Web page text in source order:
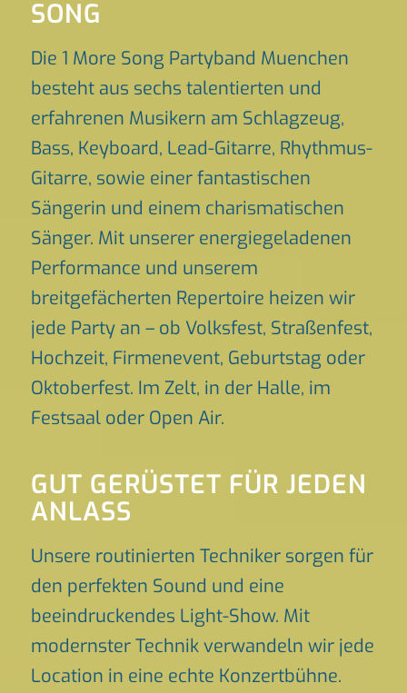
SONG
Die 1 More Song Partyband Muenchen
besteht aus sechs talentierten und
erfahrenen Musikern am Schlagzeug,
Bass, Keyboard, Lead-Gitarre, Rhythmus-
Gitarre, sowie einer fantastischen
Sängerin und einem charismatischen
Sänger. Mit unserer energiegeladenen
Performance und unserem
breitgefächerten Repertoire heizen wir
jede Party an – ob Volksfest, Straßenfest,
Hochzeit, Firmenevent, Geburtstag oder
Oktoberfest. Im Zelt, in der Halle, im
Festsaal oder Open Air.
GUT GERÜSTET FÜR JEDEN
ANLASS
Unsere routinierten Techniker sorgen für
den perfekten Sound und eine
beeindruckendes Light-Show. Mit
modernster Technik verwandeln wir jede
Location in eine echte Konzertbühne.